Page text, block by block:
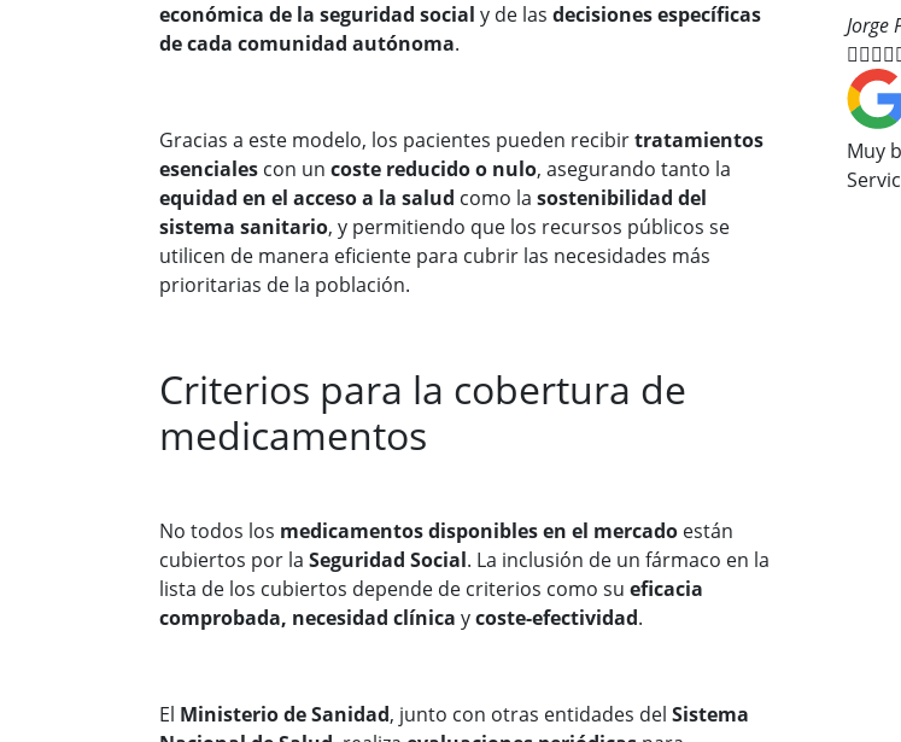
económica de la seguridad social y de las decisiones específicas
de cada comunidad autónoma.
Gracias a este modelo, los pacientes pueden recibirtratamientos
esenciales con un coste reducido o nulo, asegurando tanto la
equidad en el acceso a la salud como la sostenibilidad del
sistema sanitario, y permitiendo que los recursos públicos se
utilicen de manera eficiente para cubrir las necesidades más
prioritarias de la población.
Criterios para la cobertura de
medicamentos
No todos los medicamentos disponibles en el mercado están
cubiertos por la Seguridad Social. La inclusión de un fármaco en la
lista de los cubiertos depende de criterios como su eficacia
comprobada, necesidad clínica ycoste-efectividad.
El Ministerio de Sanidad, junto con otras entidades del Sistema
Jorge

Muy